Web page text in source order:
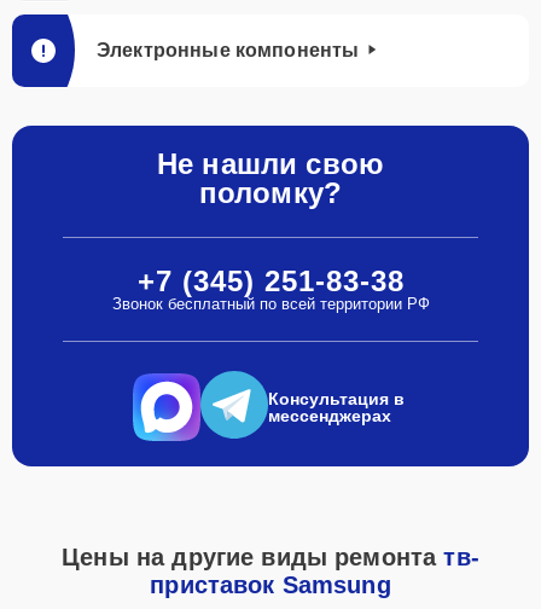
Электронные компоненты
Не нашли свою
поломку?
+7 (345) 251-83-38
Звонок бесплатный по всей территории РФ
Консультация в
мессенджерах
Цены на другие виды ремонтатв-
приставок Samsung